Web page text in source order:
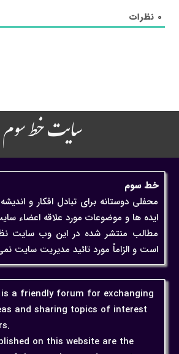
۰ نظرات
سایت خط سوم
خط سوم
محفلی دوستانه برای تبادل افکار و
ایده ها و موضوعات مورد علاقه اعضاء
مطالب منتشر شده در این وب سایت
است و الزاماً مورد تائید مدیریت سایت
a friendly forum for exchanging
and sharing topics of interest
on this website are the